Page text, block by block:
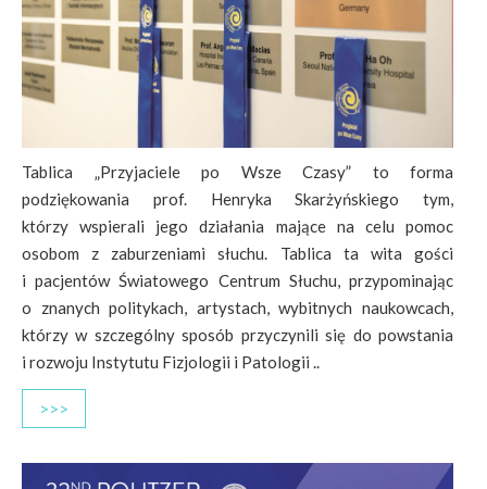
Tablica „Przyjaciele po Wsze Czasy” to forma
podziękowania prof. Henryka Skarżyńskiego tym,
którzy wspierali jego działania mające na celu pomoc
osobom z zaburzeniami słuchu. Tablica ta wita gości
i pacjentów Światowego Centrum Słuchu, przypominając
o znanych politykach, artystach, wybitnych naukowcach,
którzy w szczególny sposób przyczynili się do powstania
i rozwoju Instytutu Fizjologii i Patologii ..
>>>